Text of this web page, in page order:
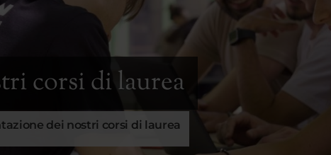
corsi di laurea
dei nostri corsi di laurea